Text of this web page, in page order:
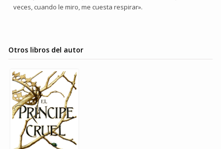
veces, cuando le miro, me cuesta respirar».
Otros libros del autor